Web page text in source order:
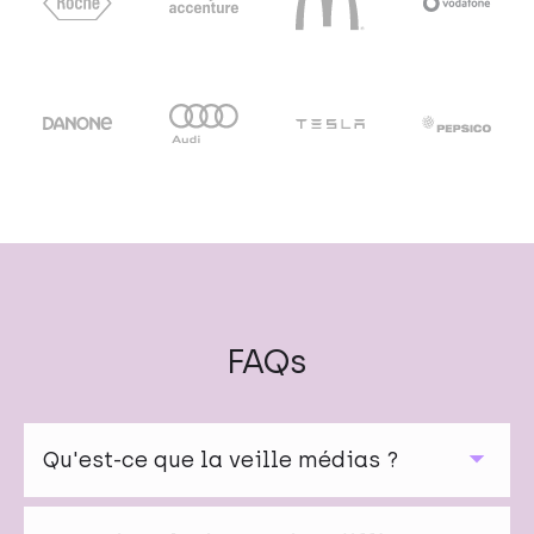
FAQs
Qu'est-ce que la veille médias ?
La veille médias consiste à suivre la